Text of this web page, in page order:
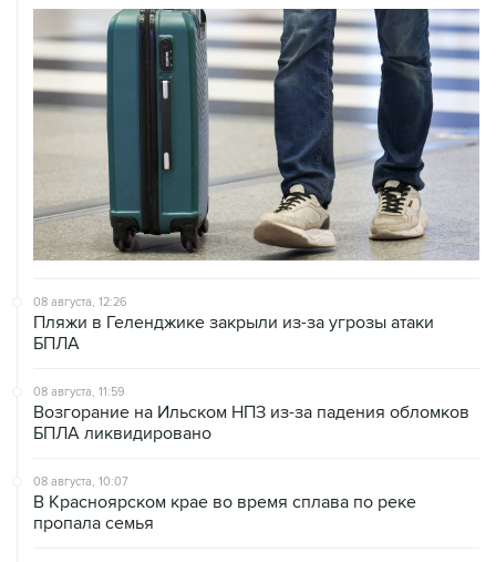
08 августа, 12:26
Пляжи в Геленджике закрыли из-за угрозы атаки
БПЛА
08 августа, 11:59
Возгорание на Ильском НПЗ из-за падения обломков
БПЛА ликвидировано
08 августа, 10:07
В Красноярском крае во время сплава по реке
пропала семья